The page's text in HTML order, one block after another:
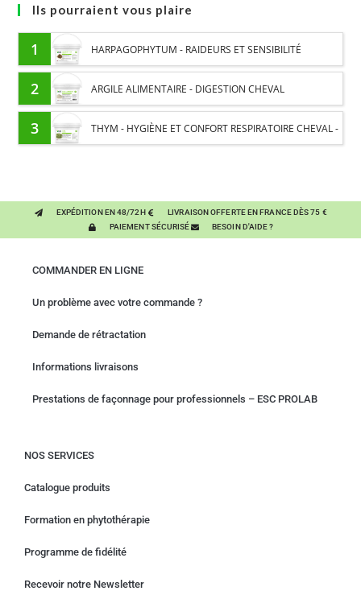
Ils pourraient vous plaire
1 HARPAGOPHYTUM - RAIDEURS ET SENSIBILITÉ
ARTICULAIRE CHEVAL - PLANTE PURE
2 ARGILE ALIMENTAIRE - DIGESTION CHEVAL
3 THYM - HYGIÈNE ET CONFORT RESPIRATOIRE CHEVAL -
EXPÉDITION EN 48/72H
LIVRAISON OFFERTE EN FRANCE DÈS 75 €
PAIEMENT SÉCURISÉ
BESOIN D'AIDE ?
COMMANDER EN LIGNE
Un problème avec votre commande ?
Demande de rétractation
Informations livraisons
Prestations de façonnage pour professionnels – ESC PROLAB
NOS SERVICES
Catalogue produits
Formation en phytothérapie
Programme de fidélité
Recevoir notre Newsletter